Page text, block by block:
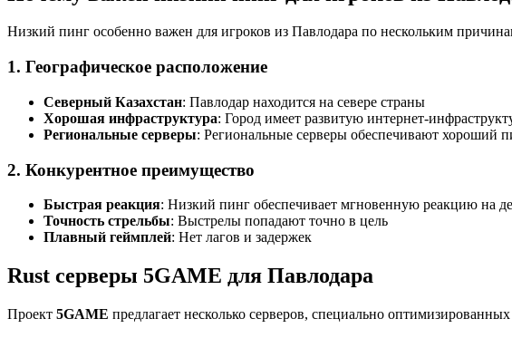
Низкий пинг особенно важен для игроков из Павлодара по нескольким
1. Географическое расположение
Северный Казахстан: Павлодар находится на севере страны
Хорошая инфраструктура: Город имеет развитую интернет-
Региональные серверы: Региональные серверы обеспечивают хороший
2. Конкурентное преимущество
Быстрая реакция: Низкий пинг обеспечивает мгновенную реакцию на
Точность стрельбы: Выстрелы попадают точно в цель
Плавный геймплей: Нет лагов и задержек
Rust серверы 5GAME для Павлодара
Проект 5GAME предлагает несколько серверов, специально